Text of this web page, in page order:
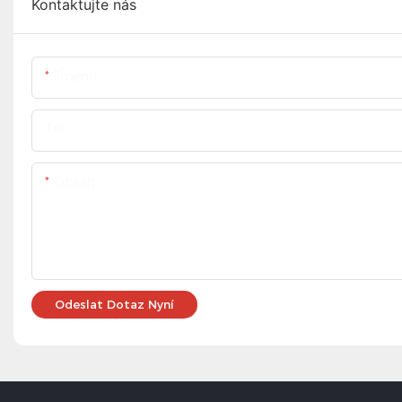
Kontaktujte nás
Odeslat Dotaz Nyní